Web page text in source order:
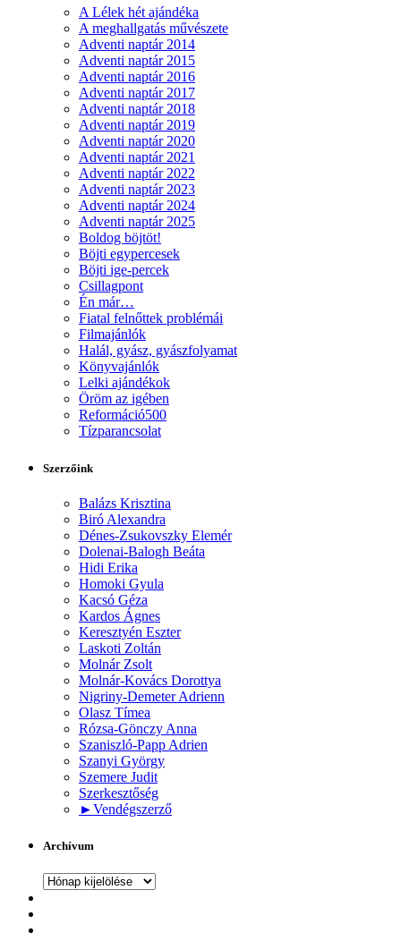
A Lélek hét ajándéka
A meghallgatás művészete
Adventi naptár 2014
Adventi naptár 2015
Adventi naptár 2016
Adventi naptár 2017
Adventi naptár 2018
Adventi naptár 2019
Adventi naptár 2020
Adventi naptár 2021
Adventi naptár 2022
Adventi naptár 2023
Adventi naptár 2024
Adventi naptár 2025
Boldog böjtöt!
Böjti egypercesek
Böjti ige-percek
Csillagpont
Én már…
Fiatal felnőttek problémái
Filmajánlók
Halál, gyász, gyászfolyamat
Könyvajánlók
Lelki ajándékok
Öröm az igében
Reformáció500
Tízparancsolat
Szerzőink
Balázs Krisztina
Biró Alexandra
Dénes-Zsukovszky Elemér
Dolenai-Balogh Beáta
Hidi Erika
Homoki Gyula
Kacsó Géza
Kardos Ágnes
Keresztyén Eszter
Laskoti Zoltán
Molnár Zsolt
Molnár-Kovács Dorottya
Nigriny-Demeter Adrienn
Olasz Tímea
Rózsa-Gönczy Anna
Szaniszló-Papp Adrien
Szanyi György
Szemere Judit
Szerkesztőség
►Vendégszerző
Archívum
Archívum